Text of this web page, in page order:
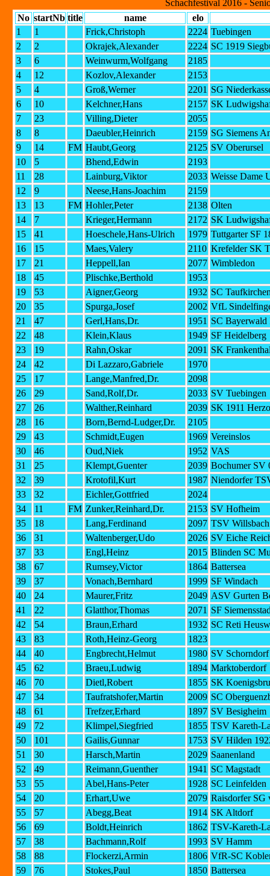
Schachfestival 2016 -
No startNb title name
elo
1
1 Frick,Christoph 2224 Tuebingen
2
2 Okrajek,Alexander 2224 SC 1919
3
6 Weinwurm,Wolfgang
2185
4
12 Kozlov,Alexander
2153
5
4 Groß,Werner 2201 SG
6
10 Kelchner,Hans 2157 SK
7
23 Villing,Dieter
2055
8
8 Daeubler,Heinrich 2159 SG Siemens
9
14 FM Haubt,Georg 2125 SV Oberursel
10
5 Bhend,Edwin
2193
11
28 Lainburg,Viktor 2033 Weisse Dame
12
9 Neese,Hans-Joachim
2159
13
13 FM Hohler,Peter 2138 Olten
14
7 Krieger,Hermann 2172 SK
15
41 Hoeschele,Hans-Ulrich 1979 Tuttgarter SF
16
15 Maes,Valery 2110 Krefelder SK
17
21 Heppell,Ian 2077 Wimbledon
18
45 Plischke,Berthold
1953
19
53 Aigner,Georg 1932 SC
20
35 Spurga,Josef 2002 VfL
21
47 Gerl,Hans,Dr. 1951 SC Bayerwald
22
48 Klein,Klaus 1949 SF Heidelberg
23
19 Rahn,Oskar 2091 SK
24
42 Di Lazzaro,Gabriele
1970
25
17 Lange,Manfred,Dr.
2098
26
29 Sand,Rolf,Dr. 2033 SV Tuebingen
27
26 Walther,Reinhard 2039 SK 1911
28
16 Born,Bernd-Ludger,Dr.
2105
29
43 Schmidt,Eugen 1969 Vereinslos
30
46 Oud,Niek 1952 VAS
31
25 Klempt,Guenter 2039 Bochumer SV
32
39 Krotofil,Kurt 1987 Niendorfer
33
32 Eichler,Gottfried
2024
34
11 FM Zunker,Reinhard,Dr. 2153 SV Hofheim
35
18 Lang,Ferdinand 2097 TSV Willsbach
36
31 Waltenberger,Udo 2026 SV Eiche
37
33 Engl,Heinz 2015 Blinden SC
38
67 Rumsey,Victor 1864 Battersea
39
37 Vonach,Bernhard 1999 SF Windach
40
24 Maurer,Fritz 2049 ASV Gurten
41
22 Glatthor,Thomas 2071 SF
42
54 Braun,Erhard 1932 SC Reti
43
83 Roth,Heinz-Georg
1823
44
40 Engbrecht,Helmut 1980 SV Schorndorf
45
62 Braeu,Ludwig 1894 Marktoberdorf
46
70 Dietl,Robert 1855 SK
47
34 Taufratshofer,Martin 2009 SC
48
61 Trefzer,Erhard 1897 SV Besigheim
49
72 Klimpel,Siegfried 1855 TSV Kareth-
50
101 Gailis,Gunnar 1753 SV Hilden
51
30 Harsch,Martin 2029 Saanenland
52
49 Reimann,Guenther 1941 SC Magstadt
53
55 Abel,Hans-Peter 1928 SC Leinfelden
54
20 Erhart,Uwe 2079 Raisdorfer SG
55
57 Abegg,Beat 1914 SK Altdorf
56
69 Boldt,Heinrich 1862 TSV-Kareth-
57
38 Bachmann,Rolf 1993 SV Hamm
58
88 Flockerzi,Armin 1806 VfR-SC
59
76 Stokes,Paul 1850 Battersea